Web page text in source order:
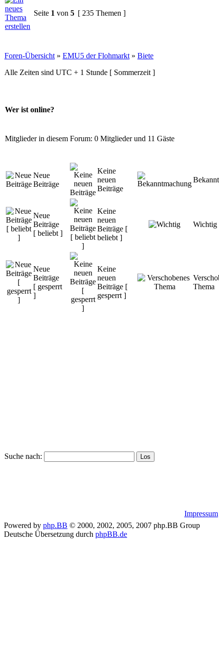
Seite 1 von 5 [ 235 Themen ]
Foren-Übersicht » EMU5 der Flohmarkt » Biete
Alle Zeiten sind UTC + 1 Stunde [ Sommerzeit ]
Wer ist online?
Mitglieder in diesem Forum: 0 Mitglieder und 11 Gäste
Neue
Beiträge
Keine
neuen
Beiträge
Neue
Beiträge
[ beliebt ]
Keine
neuen
Beiträge [
beliebt ]
Wichtig
Neue
Beiträge
[ gesperrt
]
Keine
neuen
Beiträge [
gesperrt ]
Thema
Suche nach:
Impressum
Powered by php.BB © 2000, 2002, 2005, 2007 php.BB Group
Deutsche Übersetzung durch phpBB.de